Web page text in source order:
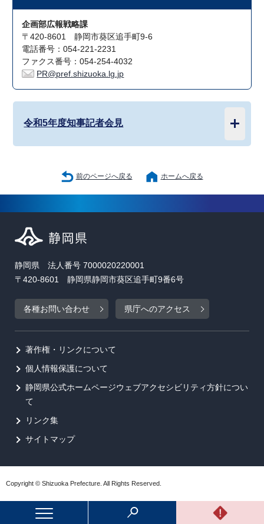
企画部広報戦略課
〒420-8601 静岡市葵区追手町9-6
電話番号：054-221-2231
ファクス番号：054-254-4032
PR@pref.shizuoka.lg.jp
令和5年度知事記者会見
前のページへ戻る ホームへ戻る
静岡県 法人番号 7000020220001
〒420-8601 静岡県静岡市葵区追手町9番6号
各種お問い合わせ 県庁へのアクセス
著作権・リンクについて
個人情報保護について
静岡県公式ホームページウェブアクセシビリティ方針につい
て
リンク集
サイトマップ
Copyright © Shizuoka Prefecture. All Rights Reserved.